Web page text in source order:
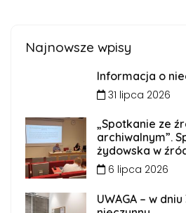
Najnowsze wpisy
Informacja o
31 lipca 2026
„Spotkanie ze
archiwalnym”.
żydowska w
6 lipca 2026
UWAGA – w